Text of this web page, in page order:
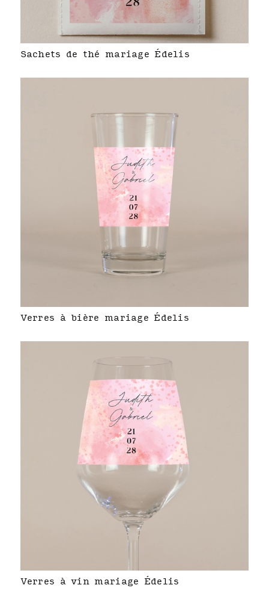
Sachets de thé mariage Édelis
Verres à bière mariage Édelis
Verres à vin mariage Édelis